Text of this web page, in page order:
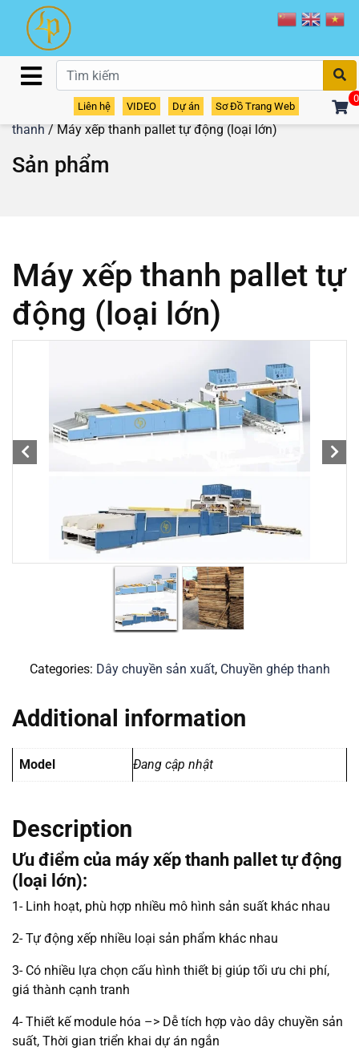
Liên hệ VIDEO Dự án Sơ Đồ Trang Web
0
Sản phẩm /Dây chuyền sản xuất /Chuyền ghép
thanh/ Máy xếp thanh pallet tự động (loại lớn)
Sản phẩm
Máy xếp thanh pallet tự
động (loại lớn)
Categories: Dây chuyền sản xuất, Chuyền ghép thanh
Description
Ưu điểm của máy xếp thanh pallet tự động
(loại lớn):
1- Linh hoạt, phù hợp nhiều mô hình sản suất khác nhau
2- Tự động xếp nhiều loại sản phẩm khác nhau
3- Có nhiều lựa chọn cấu hình thiết bị giúp tối ưu chi phí,
giá thành cạnh tranh
4- Thiết kế module hóa –> Dễ tích hợp vào dây chuyền sản
suất, Thời gian triển khai dự án ngắn
Additional information
Model Đang cập nhật